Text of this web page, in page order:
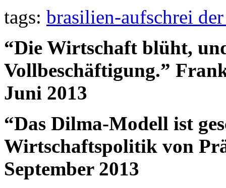
tags: brasilien-aufschrei
“Die Wirtschaft blüht,
Vollbeschäftigung.”
Juni 2013
“Das Dilma-Modell ist
Wirtschaftspolitik von
September 2013